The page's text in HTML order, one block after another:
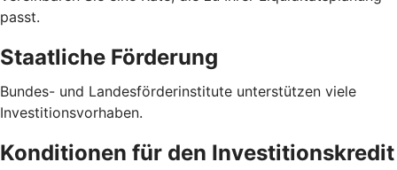
passt.
Staatliche Förderung
Bundes- und Landesförderinstitute unterstützen viele
Investitionsvorhaben.
Konditionen für den Investitionskredit